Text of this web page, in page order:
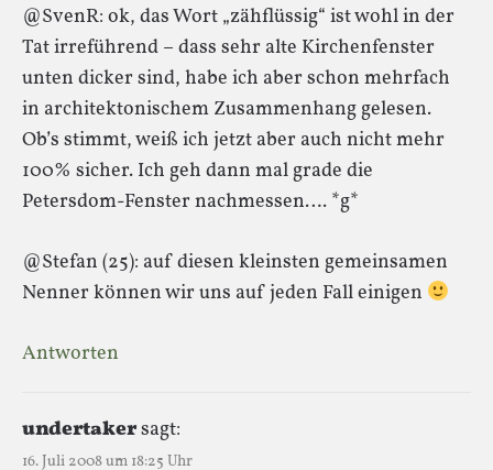
@SvenR: ok, das Wort „zähflüssig“ ist wohl in der
Tat irreführend – dass sehr alte Kirchenfenster
unten dicker sind, habe ich aber schon mehrfach
in architektonischem Zusammenhang gelesen.
Ob’s stimmt, weiß ich jetzt aber auch nicht mehr
100% sicher. Ich geh dann mal grade die
Petersdom-Fenster nachmessen…. *g*
@Stefan (25): auf diesen kleinsten gemeinsamen
Nenner können wir uns auf jeden Fall einigen
Antworten
undertakersagt:
16. Juli 2008 um 18:25 Uhr